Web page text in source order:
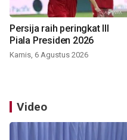
Persija raih peringkat III
Piala Presiden 2026
Kamis, 6 Agustus 2026
Video